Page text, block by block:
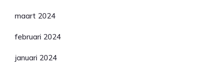
maart 2024
februari 2024
januari 2024